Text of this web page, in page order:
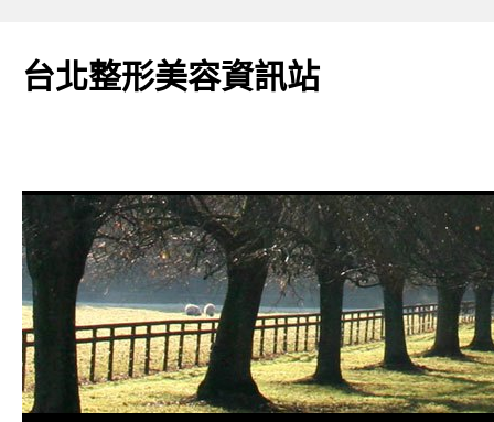
台北整形美容資訊站